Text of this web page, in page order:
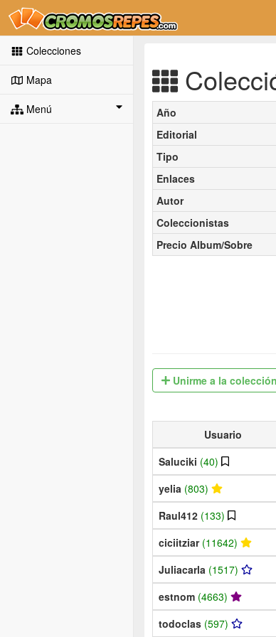
Colecciones
Mapa
Menú Año
Editorial
Tipo
Enlaces
Autor
Coleccionistas
Precio Album/Sobre
Unirme a la colección
Usuario
Saluciki (40)
yelia (803)
Raul412 (133)
ciciitziar (11642)
Juliacarla (1517)
estnom (4663)
todoclas (597)